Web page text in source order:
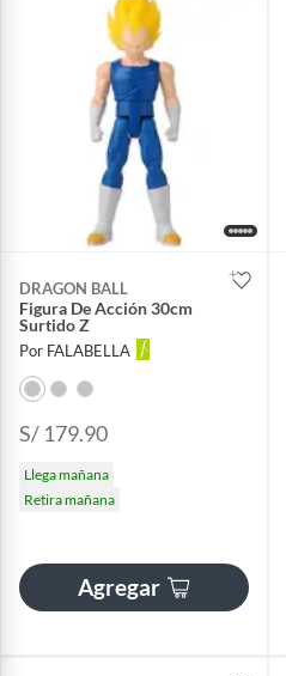
DRAGON BALL
Figura De Acción 30cm
Surtido Z
Por FALABELLA
S/ 179.90
Llega mañana
Retira mañana
Agregar